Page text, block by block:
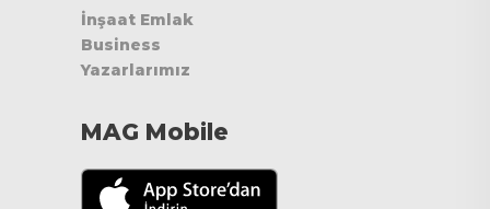
İnşaat Emlak
Business
Yazarlarımız
MAG Mobile